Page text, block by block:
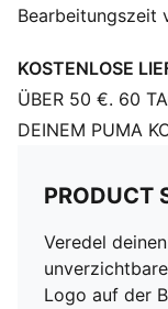
Bearbeitungszeit
KOSTENLOSE
ÜBER 50 €. 60
DEINEM PUMA
PRODUCT
Veredel
Logo auf der